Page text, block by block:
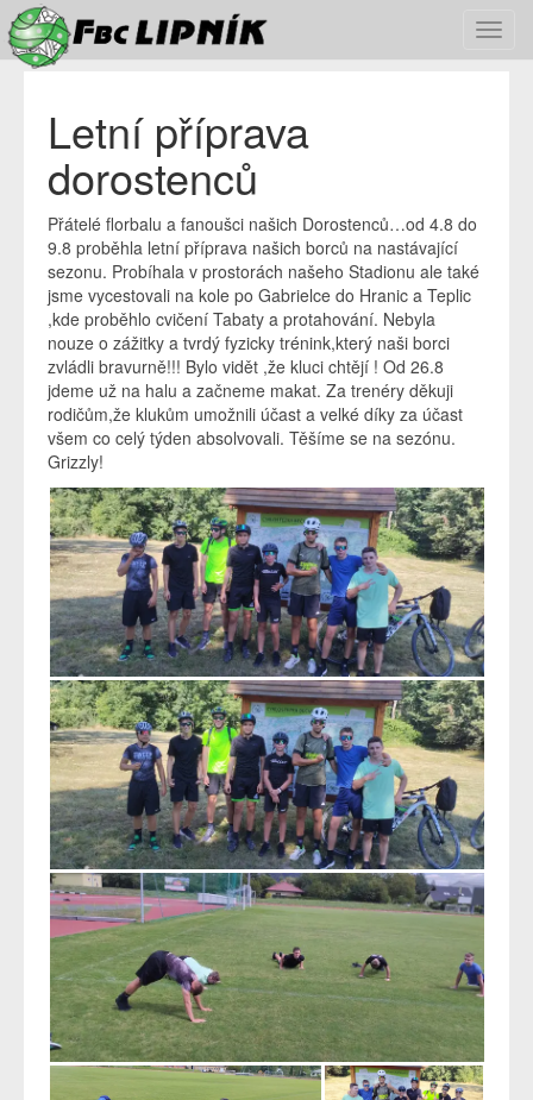
Letní příprava
dorostenců
Přátelé florbalu a fanoušci našich Dorostenců…od 4.8 do
9.8 proběhla letní příprava našich borců na nastávající
sezonu. Probíhala v prostorách našeho Stadionu ale také
jsme vycestovali na kole po Gabrielce do Hranic a Teplic
,kde proběhlo cvičení Tabaty a protahování. Nebyla
nouze o zážitky a tvrdý fyzicky trénink,který naši borci
zvládli bravurně!!! Bylo vidět ,že kluci chtějí ! Od 26.8
jdeme už na halu a začneme makat. Za trenéry děkuji
rodičům,že klukům umožnili účast a velké díky za účast
všem co celý týden absolvovali. Těšíme se na sezónu.
Grizzly!